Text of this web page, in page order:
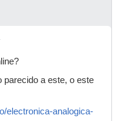
parecido a este, o este
electronica-analogica-